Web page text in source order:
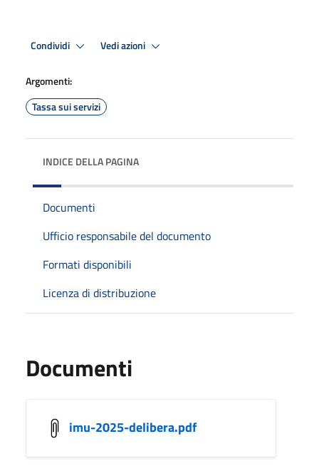
Condividi Vedi azioni
Argomenti:
Tassa sui servizi
INDICE DELLA PAGINA
Documenti
Ufficio responsabile del documento
Formati disponibili
Licenza di distribuzione
Documenti
imu-2025-delibera.pdf